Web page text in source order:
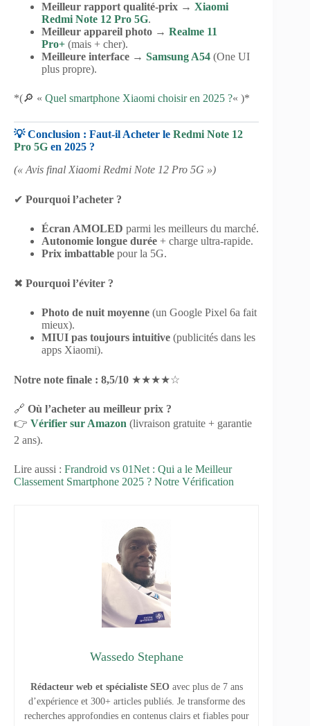
Meilleur rapport qualité-prix → Xiaomi
Redmi Note 12 Pro 5G.
Meilleur appareil photo → Realme 11
Pro+ (mais + cher).
Meilleure interface → Samsung A54 (One UI
plus propre).
*(🔎 « Quel smartphone Xiaomi choisir en 2025 ?« )*
💡 Conclusion : Faut-il Acheter le Redmi Note 12
Pro 5G en 2025 ?
(« Avis final Xiaomi Redmi Note 12 Pro 5G »)
✔ Pourquoi l’acheter ?
Écran AMOLED parmi les meilleurs du marché.
Autonomie longue durée + charge ultra-rapide.
Prix imbattable pour la 5G.
✖ Pourquoi l’éviter ?
Photo de nuit moyenne (un Google Pixel 6a fait
mieux).
MIUI pas toujours intuitive (publicités dans les
apps Xiaomi).
Notre note finale : 8,5/10 ★★★★☆
🔗 Où l’acheter au meilleur prix ?
👉 Vérifier sur Amazon (livraison gratuite + garantie
2 ans).
Lire aussi : Frandroid vs 01Net : Qui a le Meilleur
Classement Smartphone 2025 ? Notre Vérification
Wassedo Stephane
Rédacteur web et spécialiste SEOavec plus de 7 ans
d’expérience et 300+ articles publiés. Je transforme des
recherches approfondies en contenus clairs et fiables pour